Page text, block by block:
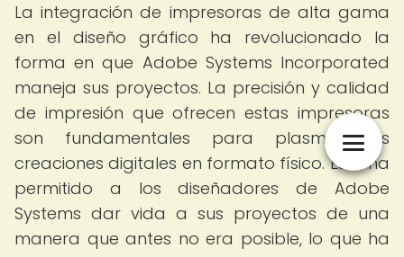
La integración de impresoras de alta gama
en el diseño gráfico ha revolucionado la
forma en que Adobe Systems Incorporated
maneja sus proyectos. La precisión y calidad
de impresión que ofrecen estas impresoras
son fundamentales para plasmar las
creaciones digitales en formato físico. Esto ha
permitido a los diseñadores de Adobe
Systems dar vida a sus proyectos de una
manera que antes no era posible, lo que ha